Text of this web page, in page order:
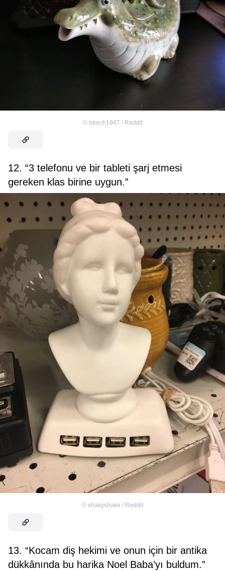
© beech1987 / Reddit
12. “3 telefonu ve bir tableti şarj etmesi
gereken klas birine uygun.”
© shakyshake / Reddit
13. “Kocam diş hekimi ve onun için bir antika
dükkânında bu harika Noel Baba’yı buldum.”